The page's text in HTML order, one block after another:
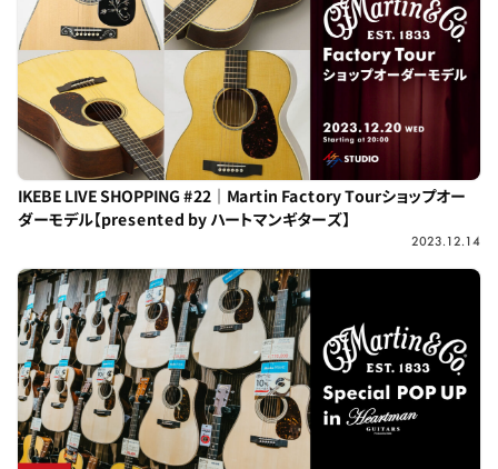
IKEBE LIVE SHOPPING #22｜Martin Factory Tourショップオー
ダーモデル【presented by ハートマンギターズ】
2023.12.14